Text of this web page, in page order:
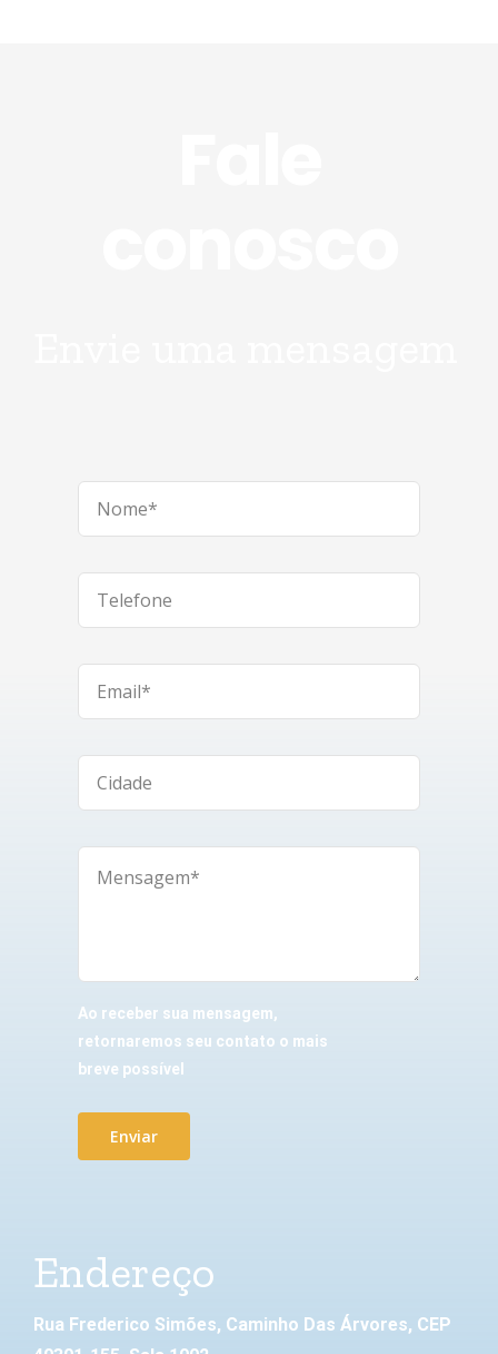
Ao receber sua mensagem,
retornaremos seu contato o mais
breve possível
Enviar
Endereço
Rua Frederico Simões, Caminho Das Árvores, CEP